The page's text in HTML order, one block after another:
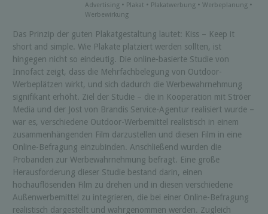
Advertising • Plakat • Plakatwerbung • Werbeplanung •
Werbewirkung
Das Prinzip der guten Plakatgestaltung lautet: Kiss – Keep it
short and simple. Wie Plakate platziert werden sollten, ist
hingegen nicht so eindeutig. Die online-basierte Studie von
Innofact zeigt, dass die Mehrfachbelegung von Outdoor-
Werbeplätzen wirkt, und sich dadurch die Werbewahrnehmung
signifikant erhöht. Ziel der Studie – die in Kooperation mit Ströer
Media und der Jost von Brandis Service-Agentur realisiert wurde –
war es, verschiedene Outdoor-Werbemittel realistisch in einem
zusammenhängenden Film darzustellen und diesen Film in eine
Online-Befragung einzubinden. Anschließend wurden die
Probanden zur Werbewahrnehmung befragt. Eine große
Herausforderung dieser Studie bestand darin, einen
hochauflösenden Film zu drehen und in diesen verschiedene
Außenwerbemittel zu integrieren, die bei einer Online-Befragung
realistisch dargestellt und wahrgenommen werden. Zugleich